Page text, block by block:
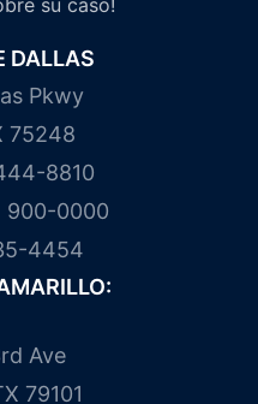
DALLAS
Pkwy
75248
8810
900-0000
4454
Ave
79101